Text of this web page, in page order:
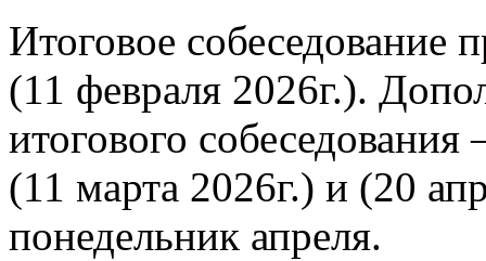
Итоговое собеседование
(11 февраля 2026г.).
итогового
(11 марта 2026г.) и (20
понедельник апреля.